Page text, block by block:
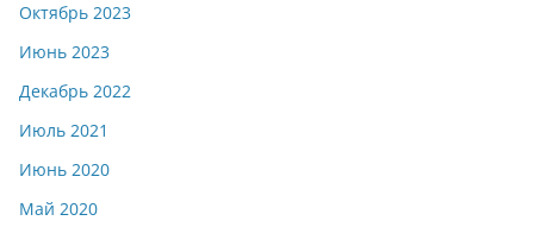
Октябрь 2023
Июнь 2023
Декабрь 2022
Июль 2021
Июнь 2020
Май 2020